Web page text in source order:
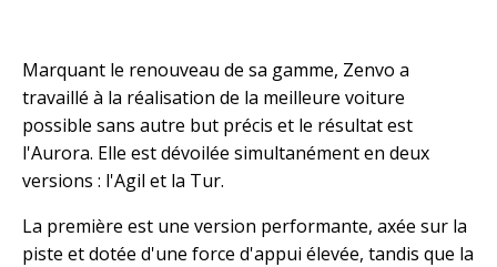
Marquant le renouveau de sa gamme, Zenvo a
travaillé à la réalisation de la meilleure voiture
possible sans autre but précis et le résultat est
l'Aurora. Elle est dévoilée simultanément en deux
versions : l'Agil et la Tur.
La première est une version performante, axée sur la
piste et dotée d'une force d'appui élevée, tandis que la